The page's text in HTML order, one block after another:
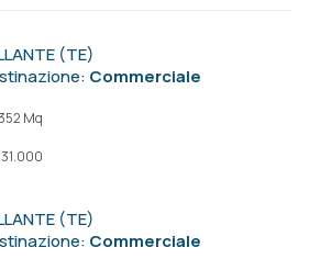
(TE)
Commerciale
Mq
(TE)
Commerciale